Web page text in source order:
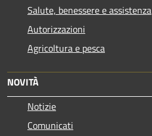
Salute, benessere e assistenza
Autorizzazioni
Agricoltura e pesca
NOVITÀ
Notizie
Comunicati